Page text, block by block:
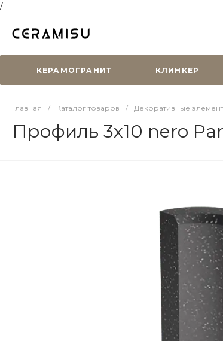
/
КЕРАМОГРАНИТ КЛИНКЕР
Главная / Каталог товаров / Декоративные
Профиль 3х10 nero